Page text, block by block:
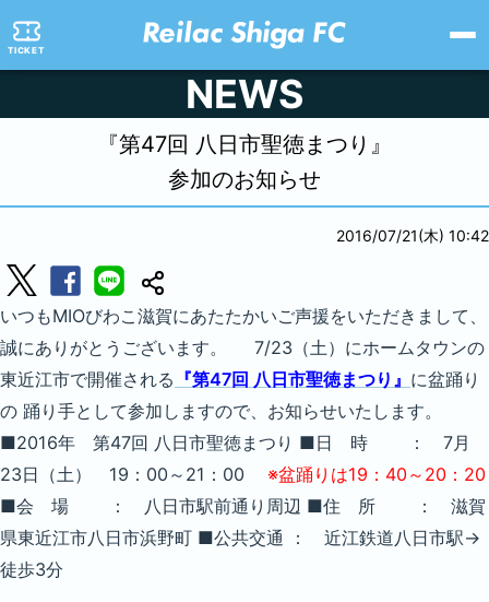
TICKET
NEWS
『第47回 八日市聖徳まつり』
参加のお知らせ
2016/07/21(木) 10:42
いつもMIOびわこ滋賀にあたたかいご声援をいただきまして、
誠にありがとうございます。 7/23（土）にホームタウンの
東近江市で開催される 『第47回 八日市聖徳まつり』 に盆踊り
の 踊り手として参加しますので、お知らせいたします。
■2016年 第47回 八日市聖徳まつり ■日 時 ： 7月
23日（土） 19：00～21：00 ※盆踊りは19：40～20：20
■会 場 ： 八日市駅前通り周辺 ■住 所 ： 滋賀
県東近江市八日市浜野町 ■公共交通 ： 近江鉄道八日市駅→
徒歩3分